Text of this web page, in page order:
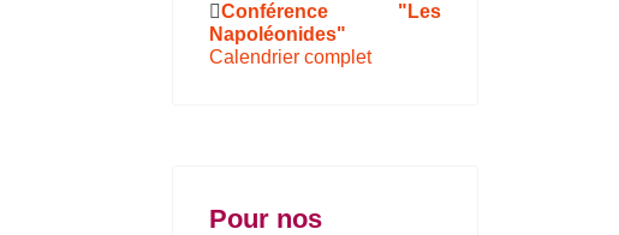
Conférence "Les
Napoléonides"
Calendrier complet
Pour nos